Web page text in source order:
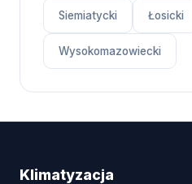
Siemiatycki Łosicki
Wysokomazowiecki
Klimatyzacja